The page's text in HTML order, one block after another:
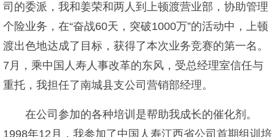
司的委派，我和姜荣和两人到上顿渡营业部，协助管理
个险业务，在“奋战60天，突破1000万”的活动中，上顿
渡出色地达成了目标，获得了本次业务竞赛的第一名。
7月，乘中国人寿人事改革的东风，受总经理室信任与
重托，我担任了南城县支公司营销部经理。
在公司参加的各种培训是帮助我成长的催化剂。
1998年12月，我参加了中国人寿江西省公司首期组训培